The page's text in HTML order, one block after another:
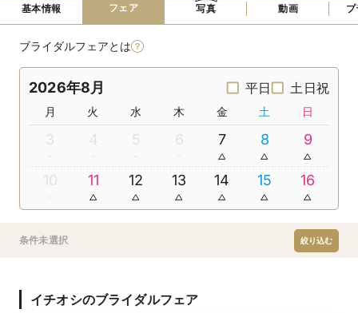
基本情報 フェア 写真 動画
ブライダルフェアとは
2026年8月 平日 土日祝
月 火 水 木 金 土 日
3 4 5 6 7 8 9
10 11 12 13 14 15 16
条件未選択 絞り込む
イチオシのブライダルフェア